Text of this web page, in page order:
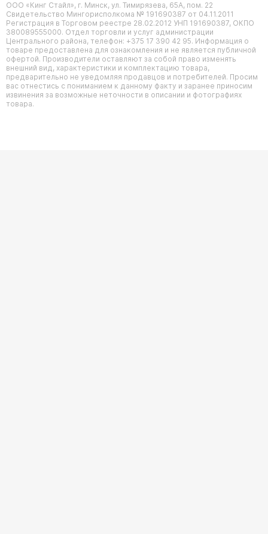
ООО «Кинг Стайл», г. Минск, ул. Тимирязева, 65А, пом. 22
Свидетельство Мингорисполкома № 191690387 от 04.11.2011
Регистрация в Торговом реестре 28.02.2012 УНП 191690387, ОКПО
380089555000. Отдел торговли и услуг администрации
Центрального района, телефон: +375 17 390 42 95. Информация о
товаре предоставлена для ознакомления и не является публичной
офертой. Производители оставляют за собой право изменять
внешний вид, характеристики и комплектацию товара,
предварительно не уведомляя продавцов и потребителей. Просим
вас отнестись с пониманием к данному факту и заранее приносим
извинения за возможные неточности в описании и фотографиях
товара.